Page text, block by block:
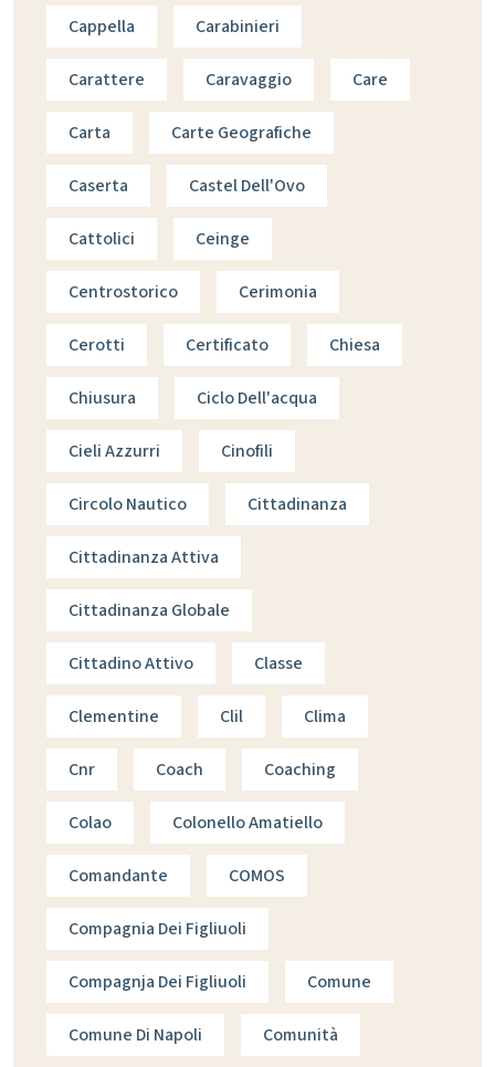
Cappella Carabinieri
Carattere Caravaggio Care
Carta Carte Geografiche
Caserta Castel Dell'Ovo
Cattolici Ceinge
Centrostorico Cerimonia
Cerotti Certificato Chiesa
Chiusura Ciclo Dell'acqua
Cieli Azzurri Cinofili
Circolo Nautico Cittadinanza
Cittadinanza Attiva
Cittadinanza Globale
Cittadino Attivo Classe
Clementine Clil Clima
Cnr Coach Coaching
Colao Colonello Amatiello
Comandante COMOS
Compagnia Dei Figliuoli
Compagnja Dei Figliuoli Comune
Comune Di Napoli Comunità